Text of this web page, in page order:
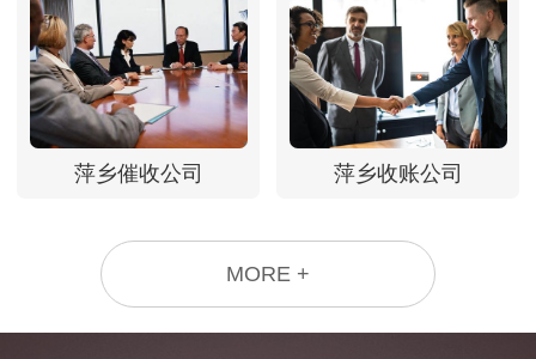
萍乡催收公司 萍乡收账公司
MORE +